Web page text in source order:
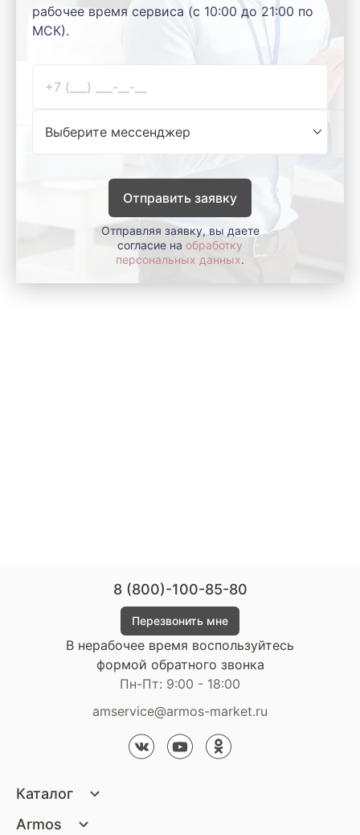
рабочее время сервиса (с 10:00 до 21:00 по
МСК).
Отправить заявку
Отправляя заявку, вы даете
согласие на обработку
персональных данных.
Каталог
Armos
8 (800)-100-85-80
Перезвонить мне
В нерабочее время воспользуйтесь
формой обратного звонка
Пн-Пт: 9:00 - 18:00
amservice@armos-market.ru